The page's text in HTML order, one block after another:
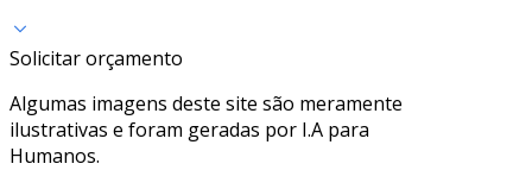
Solicitar orçamento
Algumas imagens deste site são meramente
ilustrativas e foram geradas por I.A para
Humanos.